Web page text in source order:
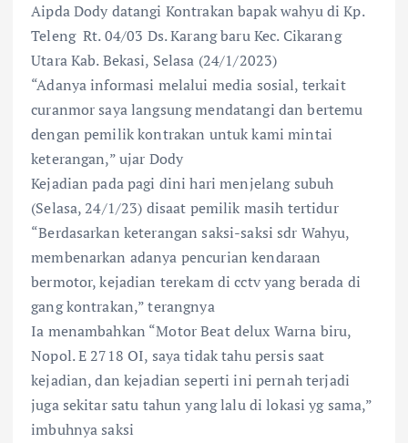
Aipda Dody datangi Kontrakan bapak wahyu di Kp.
Teleng Rt. 04/03 Ds. Karang baru Kec. Cikarang
Utara Kab. Bekasi, Selasa (24/1/2023)
“Adanya informasi melalui media sosial, terkait
curanmor saya langsung mendatangi dan bertemu
dengan pemilik kontrakan untuk kami mintai
keterangan,” ujar Dody
Kejadian pada pagi dini hari menjelang subuh
(Selasa, 24/1/23) disaat pemilik masih tertidur
“Berdasarkan keterangan saksi-saksi sdr Wahyu,
membenarkan adanya pencurian kendaraan
bermotor, kejadian terekam di cctv yang berada di
gang kontrakan,” terangnya
Ia menambahkan “Motor Beat delux Warna biru,
Nopol. E 2718 OI, saya tidak tahu persis saat
kejadian, dan kejadian seperti ini pernah terjadi
juga sekitar satu tahun yang lalu di lokasi yg sama,”
imbuhnya saksi